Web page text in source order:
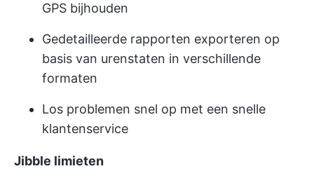
GPS bijhouden
Gedetailleerde rapporten exporteren op
basis van urenstaten in verschillende
formaten
Los problemen snel op met een snelle
klantenservice
Jibble limieten